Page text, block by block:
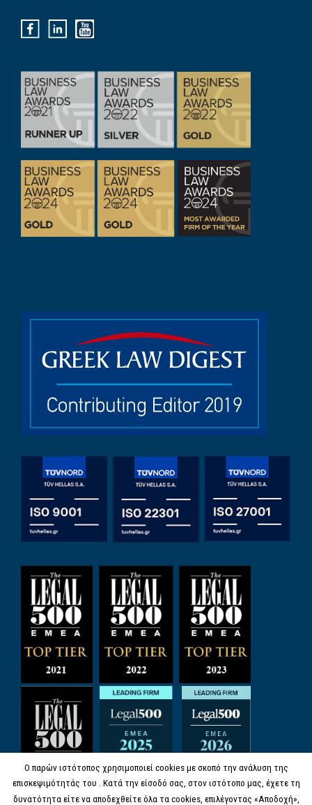
Ο παρών ιστότοπος χρησιμοποιεί cookies με σκοπό την ανάλυση της
επισκεψιμότητάς του . Κατά την είσοδό σας, στον ιστότοπο μας, έχετε τη
δυνατότητα είτε να αποδεχθείτε όλα τα cookies, επιλέγοντας «Αποδοχή»,